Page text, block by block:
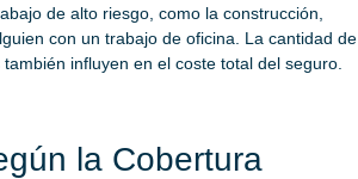
de alto riesgo, como la construcción,
con un trabajo de oficina. La cantidad de
influyen en el coste total del seguro.
la Cobertura